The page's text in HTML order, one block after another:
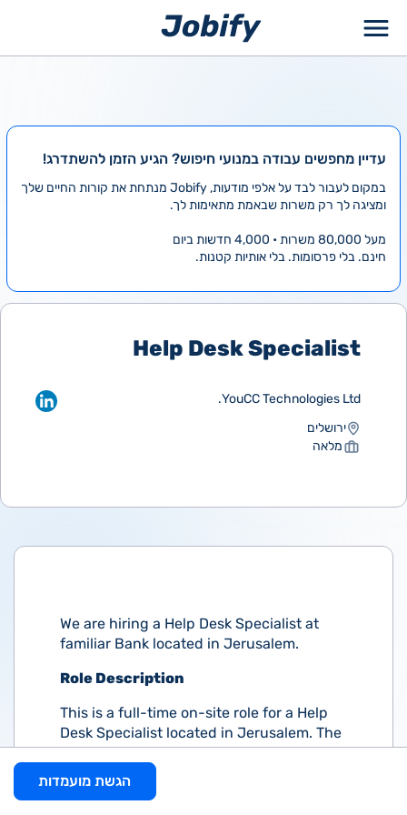
עדיין מחפשים עבודה במנועי חיפוש? הגיע הזמן להשתדרג!
במקום לעבור לבד על אלפי מודעות, Jobify מנתחת את קורות החיים שלך
ומציגה לך רק משרות שבאמת מתאימות לך.
מעל 80,000 משרות • 4,000 חדשות ביום
חינם. בלי פרסומות. בלי אותיות קטנות.
Help Desk Specialist
YouCC Technologies Ltd.
ירושלים
מלאה
We are hiring a Help Desk Specialist at
familiar Bank located in Jerusalem.
Role Description
This is a full-time on-site role for a Help
Desk Specialist located in Jerusalem. The
Help Desk Specialist is responsible for
technical support, help desk support,
troubleshooting, desktop computers, and
הגשת מועמדות